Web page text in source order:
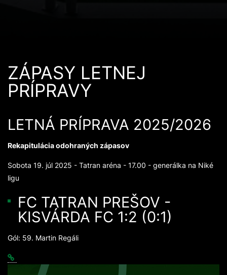
ZÁPASY LETNEJ
PRÍPRAVY
LETNÁ PRÍPRAVA 2025/2026
Rekapitulácia odohraných zápasov
Sobota 19. júl 2025 - Tatran aréna - 17.00 - generálka na Niké
ligu
FC TATRAN PREŠOV -
KISVÁRDA FC 1:2 (0:1)
Gól: 59. Martin Regáli